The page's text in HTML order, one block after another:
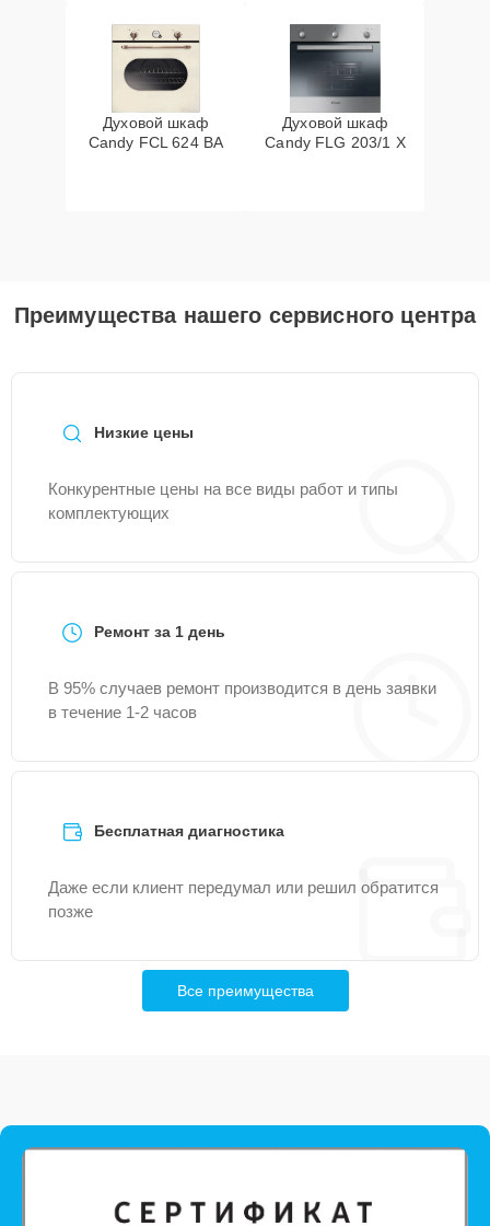
Духовой шкаф
Candy FCL 624 BA
Духовой шкаф
Candy FLG 203/1 X
Преимущества нашего сервисного центра
Низкие цены
Конкурентные цены на все виды работ и типы
комплектующих
Ремонт за 1 день
В 95% случаев ремонт производится в день заявки
в течение 1-2 часов
Бесплатная диагностика
Даже если клиент передумал или решил обратится
позже
Все преимущества